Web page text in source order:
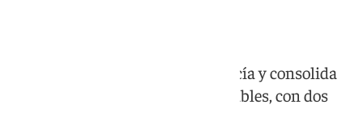
El grupo suma y sigue en Andalucía y consolida
su liderazgo en vehículos enchufables, con dos